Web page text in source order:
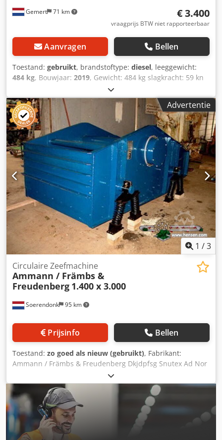
Gemert 71 km € 3.400
vraagprijs BTW niet rapporteerbaar
Aanvragen Bellen
Toestand: gebruikt, brandstoftype: diesel, leeggewicht:
484 kg, Bouwjaar: 2019, Gewicht: 484 kg slagkracht: 59 kn
Diesel, 1 cylinder Hatz (1b40)\ Vooruit/ teruguit. Elektrisch
gestart. Breedte plaat: 60 cm Prijs per stuk: € 3.400,- ex
BTW Djdpfx Asxw H Hcjd Nekr Meerdere op voorraad!
Advertentie
1 /3
Soerendonk 95 km
Circulaire Zeefmachine
Ammann / Främbs &
Freudenberg 1.400 x 3.000
Prijsinfo Bellen
Toestand: zo goed als nieuw (gebruikt), Fabrikant:
Ammann / Främbs & Freudenberg Dkjdpfsg Snutex Ad Nor
Afmeting: 1.400 x 3.000 Inclusief: – Aandrijving – Aandrijfas
– Veerelementen Zeefmachine is gereviseerd,
gezandstraald en gespoten.